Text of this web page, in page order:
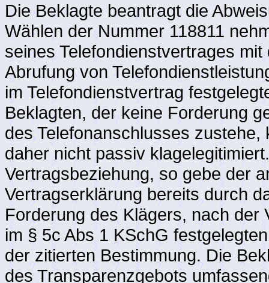
Die Beklagte beantragt die
Wählen der Nummer 118811
seines Telefondienstvertrages
Abrufung von
im Telefondienstvertrag
Beklagten, der keine Forderung
des Telefonanschlusses
daher nicht passiv
Vertragsbeziehung, so gebe der
Vertragserklärung bereits durch
Forderung des Klägers, nach der
im § 5c Abs 1 KSchG
der zitierten Bestimmung. Die
des Transparenzgebots